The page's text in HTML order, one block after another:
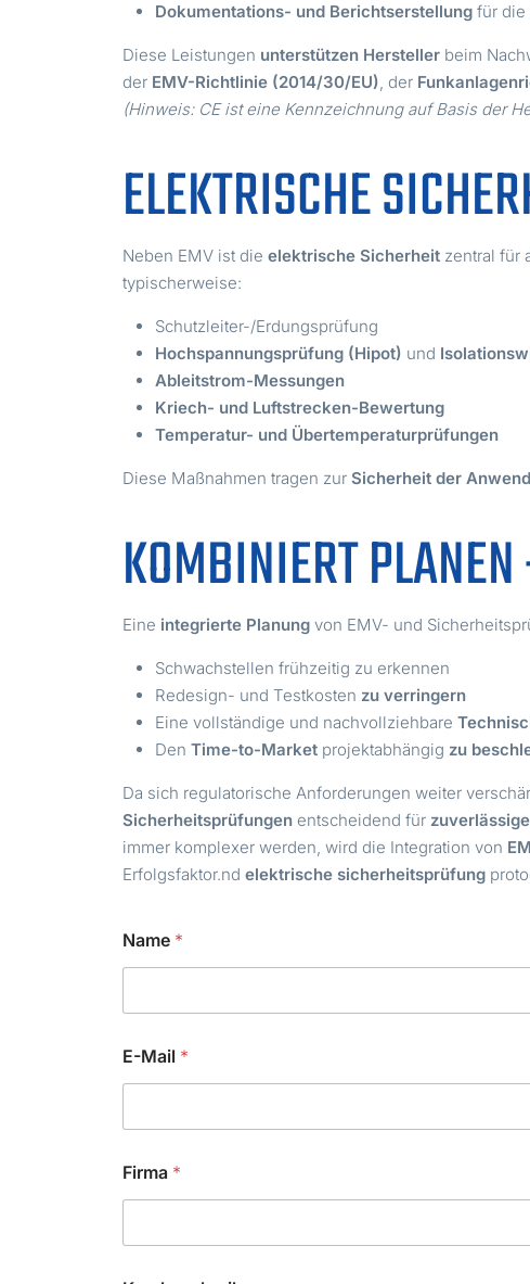
Dokumentations- und Berichtserstellung für die
Diese Leistungen unterstützen Hersteller beim
der EMV-Richtlinie (2014/30/EU), der
(Hinweis: CE ist eine Kennzeichnung auf Basis der
ELEKTRISCHE
Neben EMV ist dieelektrische Sicherheit zentral für
typischerweise:
Schutzleiter-/Erdungsprüfung
Hochspannungsprüfung (Hipot) und
Ableitstrom-Messungen
Kriech- und Luftstrecken-Bewertung
Temperatur- und Übertemperaturprüfungen
Diese Maßnahmen tragen zurSicherheit der
KOMBINIERT
Eine integrierte Planung von EMV- und
Schwachstellen frühzeitig zu erkennen
Redesign- und Testkosten zu verringern
Eine vollständige und nachvollziehbare
DenTime-to-Market projektabhängig zu
Da sich regulatorische Anforderungen weiter
Sicherheitsprüfungen entscheidend für
immer komplexer werden, wird die Integration von
Erfolgsfaktor.ndelektrische sicherheitsprüfung
Name *
E-Mail *
Firma *